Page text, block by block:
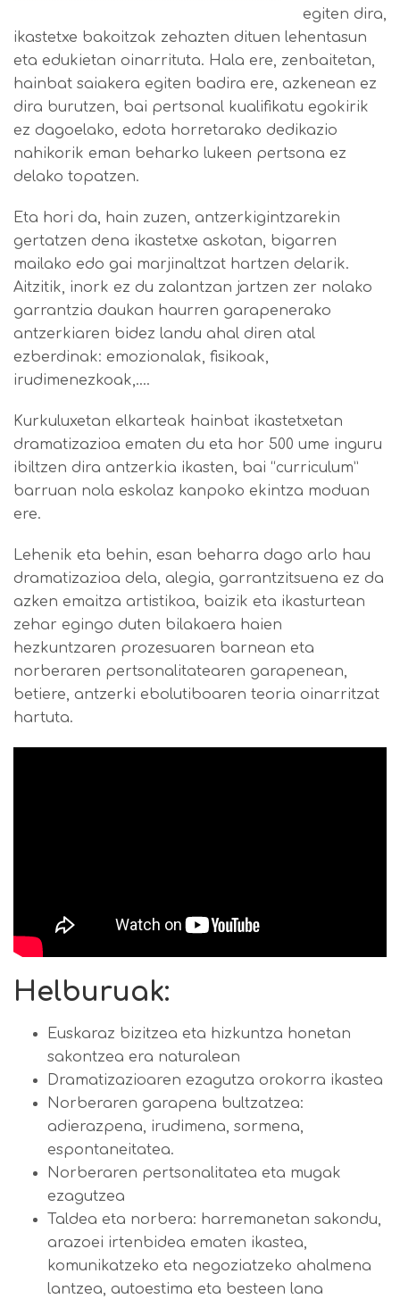
egiten dira,
ikastetxe bakoitzak zehazten dituen lehentasun
eta edukietan oinarrituta. Hala ere, zenbaitetan,
hainbat saiakera egiten badira ere, azkenean ez
dira burutzen, bai pertsonal kualifikatu egokirik
ez dagoelako, edota horretarako dedikazio
nahikorik eman beharko lukeen pertsona ez
delako topatzen.
Eta hori da, hain zuzen, antzerkigintzarekin
gertatzen dena ikastetxe askotan, bigarren
mailako edo gai marjinaltzat hartzen delarik.
Aitzitik, inork ez du zalantzan jartzen zer nolako
garrantzia daukan haurren garapenerako
antzerkiaren bidez landu ahal diren atal
ezberdinak: emozionalak, fisikoak,
irudimenezkoak,….
Kurkuluxetan elkarteak hainbat ikastetxetan
dramatizazioa ematen du eta hor 500 ume inguru
ibiltzen dira antzerkia ikasten, bai “curriculum”
barruan nola eskolaz kanpoko ekintza moduan
ere.
Lehenik eta behin, esan beharra dago arlo hau
dramatizazioa dela, alegia, garrantzitsuena ez da
azken emaitza artistikoa, baizik eta ikasturtean
zehar egingo duten bilakaera haien
hezkuntzaren prozesuaren barnean eta
norberaren pertsonalitatearen garapenean,
betiere, antzerki ebolutiboaren teoria oinarritzat
hartuta.
Helburuak:
Euskaraz bizitzea eta hizkuntza honetan
sakontzea era naturalean
Dramatizazioaren ezagutza orokorra ikastea
Norberaren garapena bultzatzea:
adierazpena, irudimena, sormena,
espontaneitatea.
Norberaren pertsonalitatea eta mugak
ezagutzea
Taldea eta norbera: harremanetan sakondu,
arazoei irtenbidea ematen ikastea,
komunikatzeko eta negoziatzeko ahalmena
lantzea, autoestima eta besteen lana